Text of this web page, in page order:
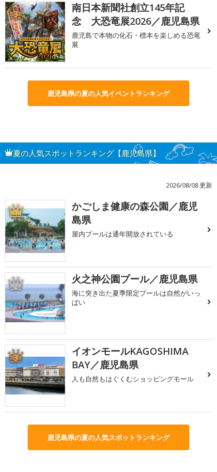
3
南日本新聞社創立145年記
念 大恐竜展2026／鹿児島県
鹿児島で本物の化石・標本を楽しめる恐竜
展
鹿児島県の夏の人気イベントランキング
夏の人気スポットランキング【鹿児島県】
2026/08/08 更新
1
かごしま健康の森公園／鹿児
島県
屋内プールは通年開放されている
2 火之神公園プール／鹿児島県
海に突き出た夏季限定プールは自然がいっ
ぱい
3
イオンモールKAGOSHIMA
BAY／鹿児島県
人も自然もはぐくむショッピングモール
鹿児島県の夏の人気スポットランキング